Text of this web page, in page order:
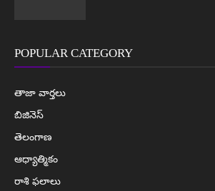
POPULAR CATEGORY
తాజా వార్తలు
బిజినెస్
తెలంగాణ
ఆధ్యాత్మికం
రాశి ఫలాలు